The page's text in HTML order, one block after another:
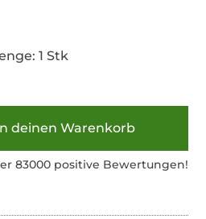
1 Stk
deinen Warenkorb
83000 positive Bewertungen!